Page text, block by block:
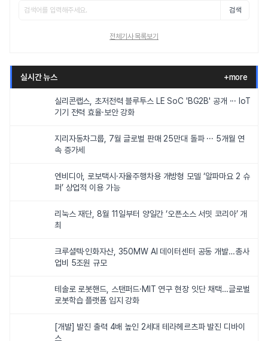
검색
전체기사 목록보기
실시간 뉴스 +more
실리콘랩스, 초저전력 블루투스 LE SoC 'BG2B' 공개 ··· IoT
기기 전력 효율·보안 강화
지리자동차그룹, 7월 글로벌 판매 25만대 돌파 ··· 5개월 연
속 증가세
엔비디아, 로보택시·자율주행차용 개방형 모델 ‘알파마요 2 슈
퍼’ 상업적 이용 가능
리눅스 재단, 8월 11일부터 양일간 ‘오픈소스 서밋 코리아’ 개
최
크루셜텍·인화자산, 350MW AI 데이터센터 공동 개발…총사
업비 5조원 규모
테솔로 로봇핸드, 스탠퍼드·MIT 연구 현장 잇단 채택…글로벌
로봇학습 플랫폼 입지 강화
[개발] 발진 출력 4배 높인 2세대 테라헤르츠파 발진 디바이
스